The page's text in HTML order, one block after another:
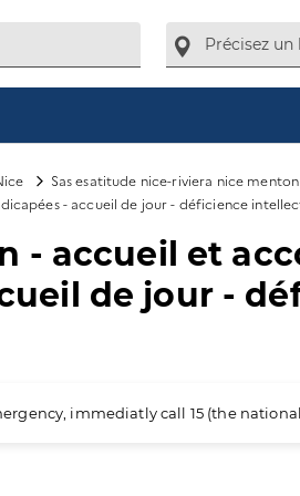
Sas esatitude nice-riviera nice menton
- accueil de jour - déficience
- accueil et
de jour -
immediatly call 15 (the